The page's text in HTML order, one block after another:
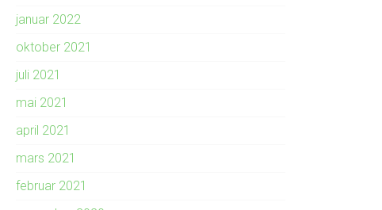
januar 2022
oktober 2021
juli 2021
mai 2021
april 2021
mars 2021
februar 2021